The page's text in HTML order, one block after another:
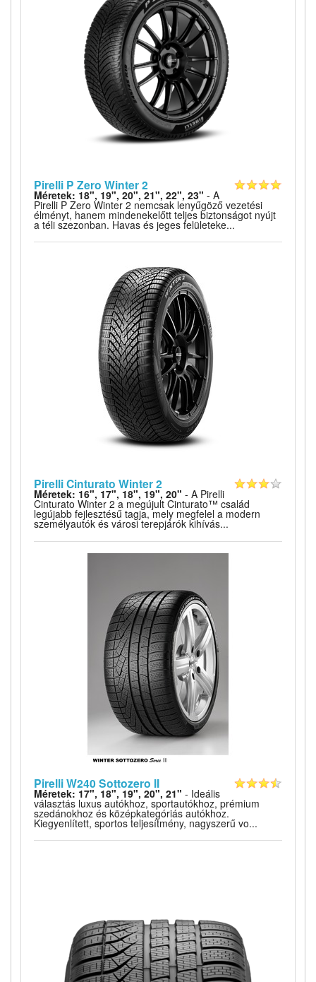
Pirelli P Zero Winter 2
Méretek: 18", 19", 20", 21", 22", 23" - A
Pirelli P Zero Winter 2 nemcsak lenyűgöző vezetési
élményt, hanem mindenekelőtt teljes biztonságot nyújt
a téli szezonban. Havas és jeges felületeke...
Pirelli Cinturato Winter 2
Méretek: 16", 17", 18", 19", 20" - A Pirelli
Cinturato Winter 2 a megújult Cinturato™ család
legújabb fejlesztésű tagja, mely megfelel a modern
személyautók és városi terepjárók kihívás...
Pirelli W240 Sottozero II
Méretek: 17", 18", 19", 20", 21" - Ideális
választás luxus autókhoz, sportautókhoz, prémium
szedánokhoz és középkategóriás autókhoz.
Kiegyenlített, sportos teljesítmény, nagyszerű vo...